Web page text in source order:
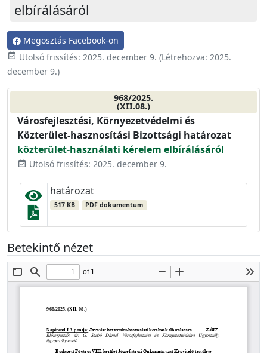
elbírálásáról
Megosztás Facebook-on
event_available Utolsó frissítés: 2025. december 9. (Létrehozva: 2025.
december 9.)
968/2025.
(XII.08.)
Városfejlesztési, Környezetvédelmi és
Közterület-hasznosítási Bizottsági határozat
közterület-használati kérelem elbírálásáról
event_available Utolsó frissítés: 2025. december 9.
határozat
517 KB PDF dokumentum
Betekintő nézet